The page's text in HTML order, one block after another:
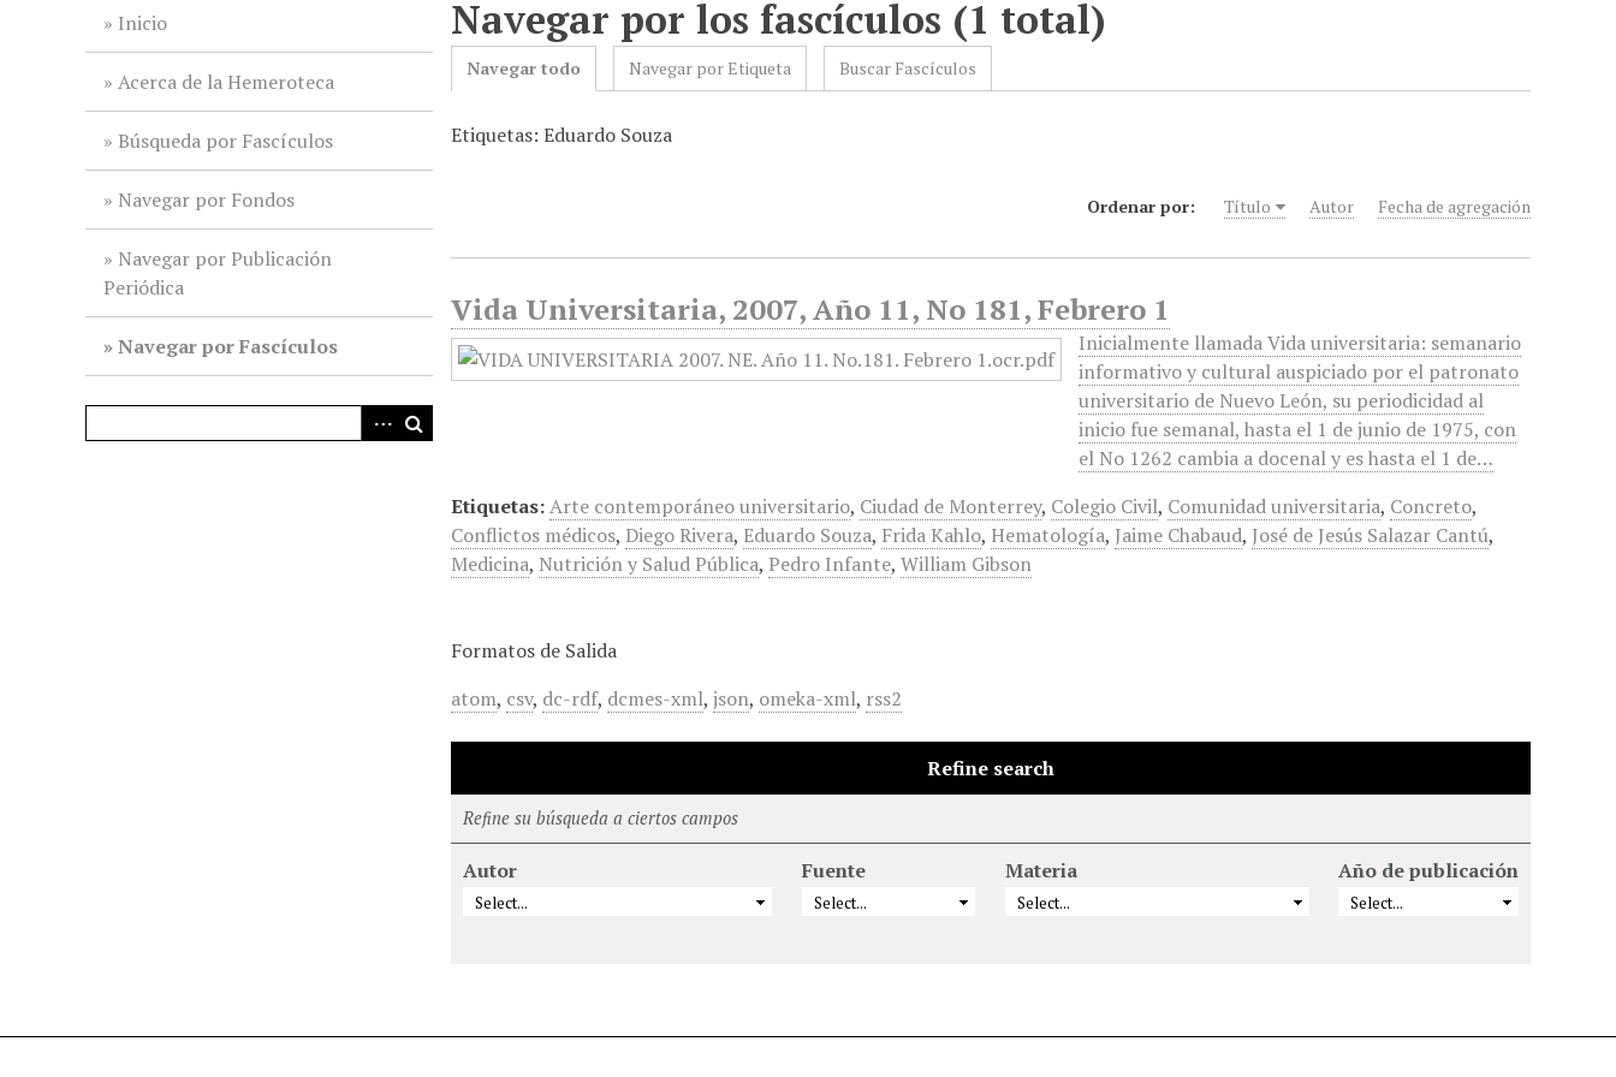
Inicio
Acerca de la Hemeroteca
Búsqueda por Fascículos
Navegar por Fondos
Navegar por Publicación
Periódica
Navegar por Fascículos
Navegar por los fascículos (1 total)
Navegar todo Navegar por Etiqueta Buscar Fascículos
Etiquetas: Eduardo Souza
Ordenar por: Título Autor Fecha de agregación
Vida Universitaria, 2007, Año 11, No 181, Febrero 1
Inicialmente llamada Vida universitaria: semanario
informativo y cultural auspiciado por el patronato
universitario de Nuevo León, su periodicidad al
inicio fue semanal, hasta el 1 de junio de 1975, con
el No 1262 cambia a docenal y es hasta el 1 de…
Etiquetas:Arte contemporáneo universitario, Ciudad de Monterrey, Colegio Civil, Comunidad universitaria, Concreto,
Conflictos médicos, Diego Rivera, Eduardo Souza, Frida Kahlo, Hematología, Jaime Chabaud, José de Jesús Salazar Cantú,
Medicina, Nutrición y Salud Pública, Pedro Infante,William Gibson
Formatos de Salida
atom, csv, dc-rdf, dcmes-xml,json, omeka-xml, rss2
Refine search
Refine su búsqueda a ciertos campos
Autor Fuente Materia Año de publicación